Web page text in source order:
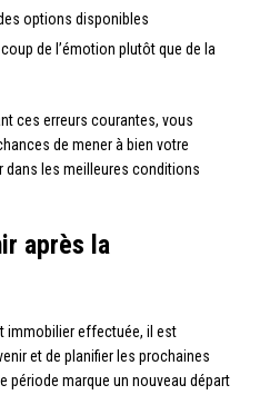
options disponibles
de l’émotion plutôt que de la
ces erreurs courantes, vous
de mener à bien votre
les meilleures conditions
après la
immobilier effectuée, il est
et de planifier les prochaines
période marque un nouveau départ